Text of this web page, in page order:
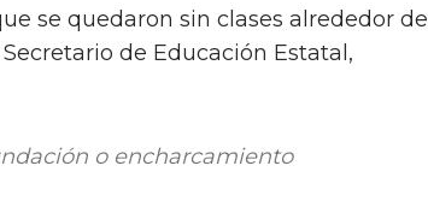
se quedaron sin clases alrededor de
de Educación Estatal,
o encharcamiento